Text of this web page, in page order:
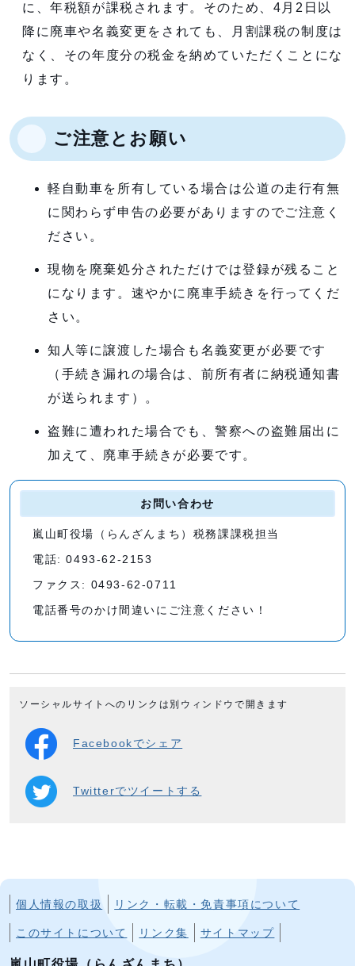
に、年税額が課税されます。そのため、4月2日以
降に廃車や名義変更をされても、月割課税の制度は
なく、その年度分の税金を納めていただくことにな
ります。
ご注意とお願い
軽自動車を所有している場合は公道の走行有無
に関わらず申告の必要がありますのでご注意く
ださい。
現物を廃棄処分されただけでは登録が残ること
になります。速やかに廃車手続きを行ってくだ
さい。
知人等に譲渡した場合も名義変更が必要です
（手続き漏れの場合は、前所有者に納税通知書
が送られます）。
盗難に遭われた場合でも、警察への盗難届出に
加えて、廃車手続きが必要です。
お問い合わせ
嵐山町役場（らんざんまち）税務課課税担当
電話: 0493-62-2153
ファクス: 0493-62-0711
電話番号のかけ間違いにご注意ください！
ソーシャルサイトへのリンクは別ウィンドウで開きます
Facebookでシェア
Twitterでツイートする
個人情報の取扱 リンク・転載・免責事項について
このサイトについて リンク集 サイトマップ